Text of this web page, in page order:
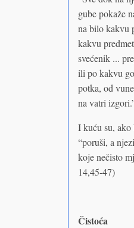
gube pokaže
na bilo kakvu
kakvu
svećenik ...
ili po kakvu
potka, od
na vatri
I kuću su, ako
“poruši, a
koje nečisto
14,45-47)
Čistoća